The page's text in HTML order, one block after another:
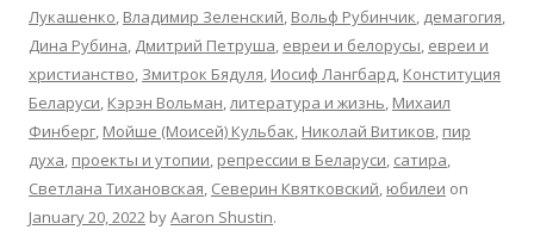
Лукашенко, Владимир Зеленский, Вольф Рубинчик, демагогия,
Дина Рубина, Дмитрий Петруша, евреи и белорусы, евреи и
христианство, Змитрок Бядуля, Иосиф Лангбард, Конституция
Беларуси, Кэрэн Вольман,литература и жизнь, Михаил
Финберг, Мойше (Моисей) Кульбак, Николай Витиков, пир
духа, проекты и утопии, репрессии в Беларуси, сатира,
Светлана Тихановская, Северин Квятковский, юбилеи on
January 20, 2022 byAaron Shustin.